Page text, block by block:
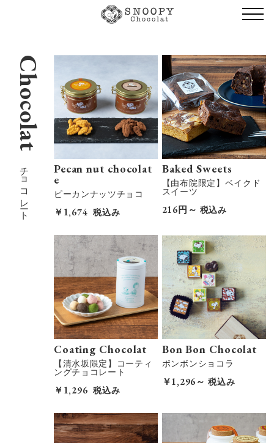
Chocolat
チョコレート Pecan nut chocolat
e
ピーカンナッツチョコ
￥1,674 税込み
Baked Sweets
【由布院限定】ベイクド
スイーツ
216円～ 税込み
Coating Chocolat
【清水坂限定】コーティ
ングチョコレート
￥1,296 税込み
Bon Bon Chocolat
ボンボンショコラ
￥1,296～ 税込み